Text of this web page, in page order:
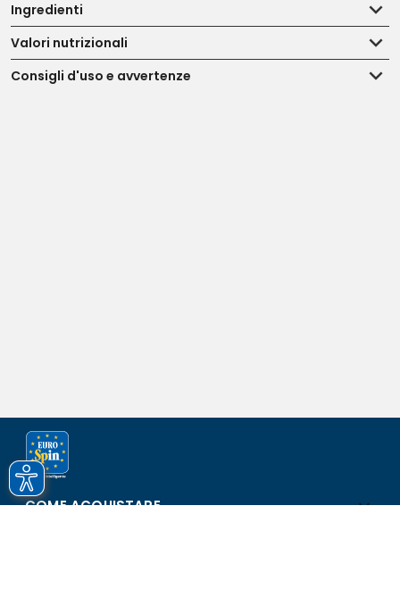
Ingredienti
Valori nutrizionali
Consigli d'uso e avvertenze
COME ACQUISTARE